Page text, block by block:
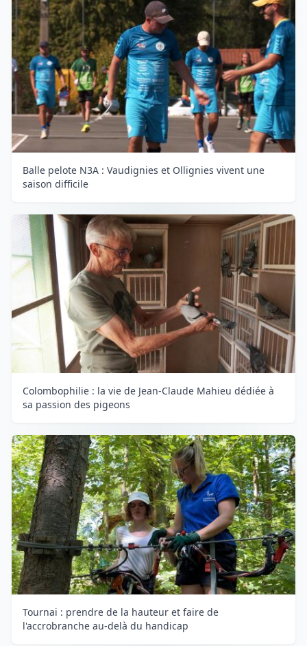
Balle pelote N3A : Vaudignies et Ollignies vivent une
saison difficile
Colombophilie : la vie de Jean-Claude Mahieu dédiée à
sa passion des pigeons
Tournai : prendre de la hauteur et faire de
l'accrobranche au-delà du handicap